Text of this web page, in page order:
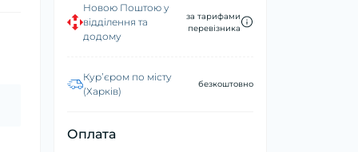
Новою Поштою у
відділення та
додому
за тарифами
перевізника
Курʼєром по місту
(Харків)
безкоштовно
Оплата